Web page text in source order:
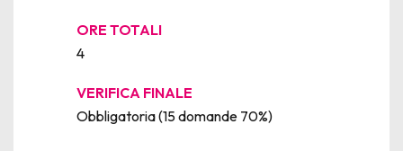
ORE TOTALI
4
VERIFICA FINALE
Obbligatoria (15 domande 70%)